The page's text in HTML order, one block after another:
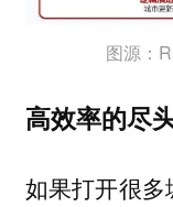
图源：
高效率的尽
如果打开很